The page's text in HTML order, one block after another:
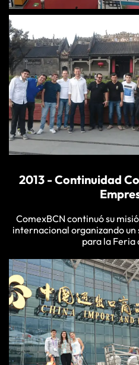
2013 - Continuidad
ComexBCN continuó su
internacional organizando
para la Feria